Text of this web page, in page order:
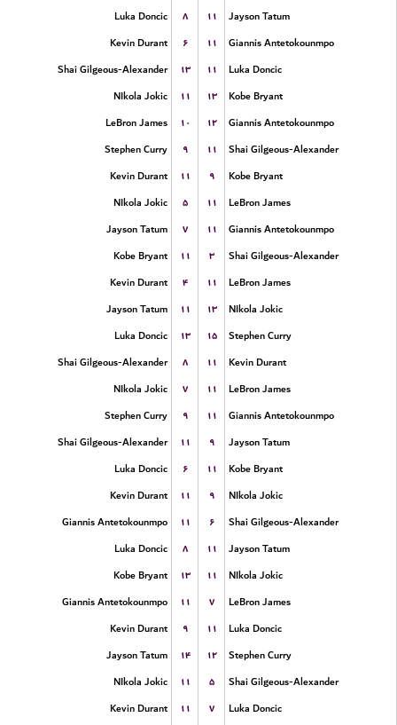
Luka Doncic
۸ ۱۱
Jayson Tatum
Kevin Durant
۶ ۱۱
Giannis Antetokounmpo
Shai Gilgeous-Alexander
۱۳ ۱۱
Luka Doncic
NIkola Jokic
۱۱ ۱۳
Kobe Bryant
LeBron James
۱۰ ۱۲
Giannis Antetokounmpo
Stephen Curry
۹ ۱۱
Shai Gilgeous-Alexander
Kevin Durant
۱۱ ۹
Kobe Bryant
NIkola Jokic
۵ ۱۱
LeBron James
Jayson Tatum
۷ ۱۱
Giannis Antetokounmpo
Kobe Bryant
۱۱ ۳
Shai Gilgeous-Alexander
Kevin Durant
۴ ۱۱
LeBron James
Jayson Tatum
۱۱ ۱۳
NIkola Jokic
Luka Doncic
۱۳ ۱۵
Stephen Curry
Shai Gilgeous-Alexander
۸ ۱۱
Kevin Durant
NIkola Jokic
۷ ۱۱
LeBron James
Stephen Curry
۹ ۱۱
Giannis Antetokounmpo
Shai Gilgeous-Alexander
۱۱ ۹
Jayson Tatum
Luka Doncic
۶ ۱۱
Kobe Bryant
Kevin Durant
۱۱ ۹
NIkola Jokic
Giannis Antetokounmpo
۱۱ ۶
Shai Gilgeous-Alexander
Luka Doncic
۸ ۱۱
Jayson Tatum
Kobe Bryant
۱۳ ۱۱
NIkola Jokic
Giannis Antetokounmpo
۱۱ ۷
LeBron James
Kevin Durant
۹ ۱۱
Luka Doncic
Jayson Tatum
۱۴ ۱۲
Stephen Curry
NIkola Jokic
۱۱ ۵
Shai Gilgeous-Alexander
Kevin Durant
۱۱ ۷
Luka Doncic